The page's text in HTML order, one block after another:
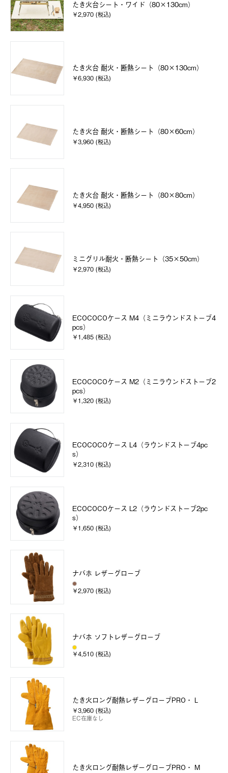
たき火台シート・ワイド（80×130cm）
￥2,970 (税込)
たき火台 耐火・断熱シート（80×130cm）
￥6,930 (税込)
たき火台 耐火・断熱シート（80×60cm）
￥3,960 (税込)
たき火台 耐火・断熱シート（80×80cm）
￥4,950 (税込)
ミニグリル耐火・断熱シート（35×50cm）
￥2,970 (税込)
ECOCOCOケース M4（ミニラウンドストーブ4
pcs）
￥1,485 (税込)
ECOCOCOケース M2（ミニラウンドストーブ2
pcs）
￥1,320 (税込)
ECOCOCOケース L4（ラウンドストーブ4pc
s）
￥2,310 (税込)
ECOCOCOケース L2（ラウンドストーブ2pc
s）
￥1,650 (税込)
ナバホ レザーグローブ
￥2,970 (税込)
ナバホ ソフトレザーグローブ
￥4,510 (税込)
たき火ロング耐熱レザーグローブPRO・ L
￥3,960 (税込)
EC在庫なし
たき火ロング耐熱レザーグローブPRO・ M